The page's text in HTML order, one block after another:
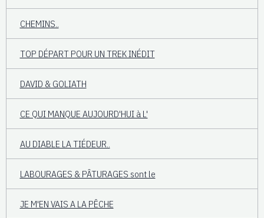
CHEMINS..
TOP DÉPART POUR UN TREK INÉDIT
DAVID & GOLIATH
CE QUI MANQUE AUJOURD'HUI à L'
AU DIABLE LA TIÉDEUR..
LABOURAGES & PÂTURAGES sont le
JE M'EN VAIS A LA PÊCHE